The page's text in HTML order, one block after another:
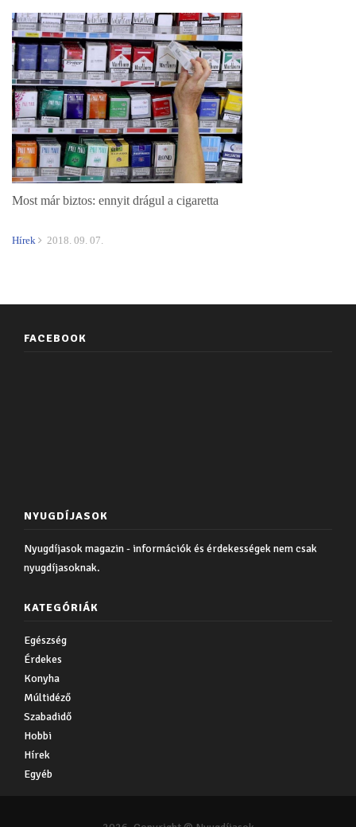
Most már biztos: ennyit drágul a cigaretta
Hírek 2018. 09. 07.
FACEBOOK
NYUGDÍJASOK
Nyugdíjasok magazin - információk és érdekességek nem csak
nyugdíjasoknak.
KATEGÓRIÁK
Egészség
Érdekes
Konyha
Múltidéző
Szabadidő
Hobbi
Hírek
Egyéb